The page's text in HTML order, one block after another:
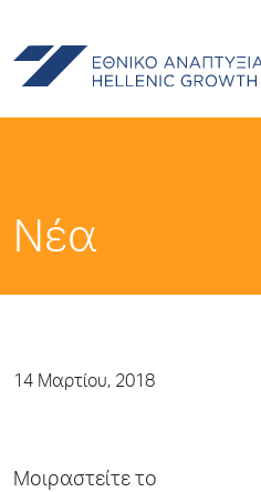
Νέα
14 Μαρτίου, 2018
Μοιραστείτε το